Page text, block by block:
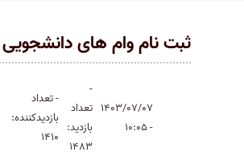
ثبت نام وام های دانشجویی
1403/07/07
- 10:05
-
تعداد
بازدید:
1483
- تعداد
بازدیدکننده:
1410